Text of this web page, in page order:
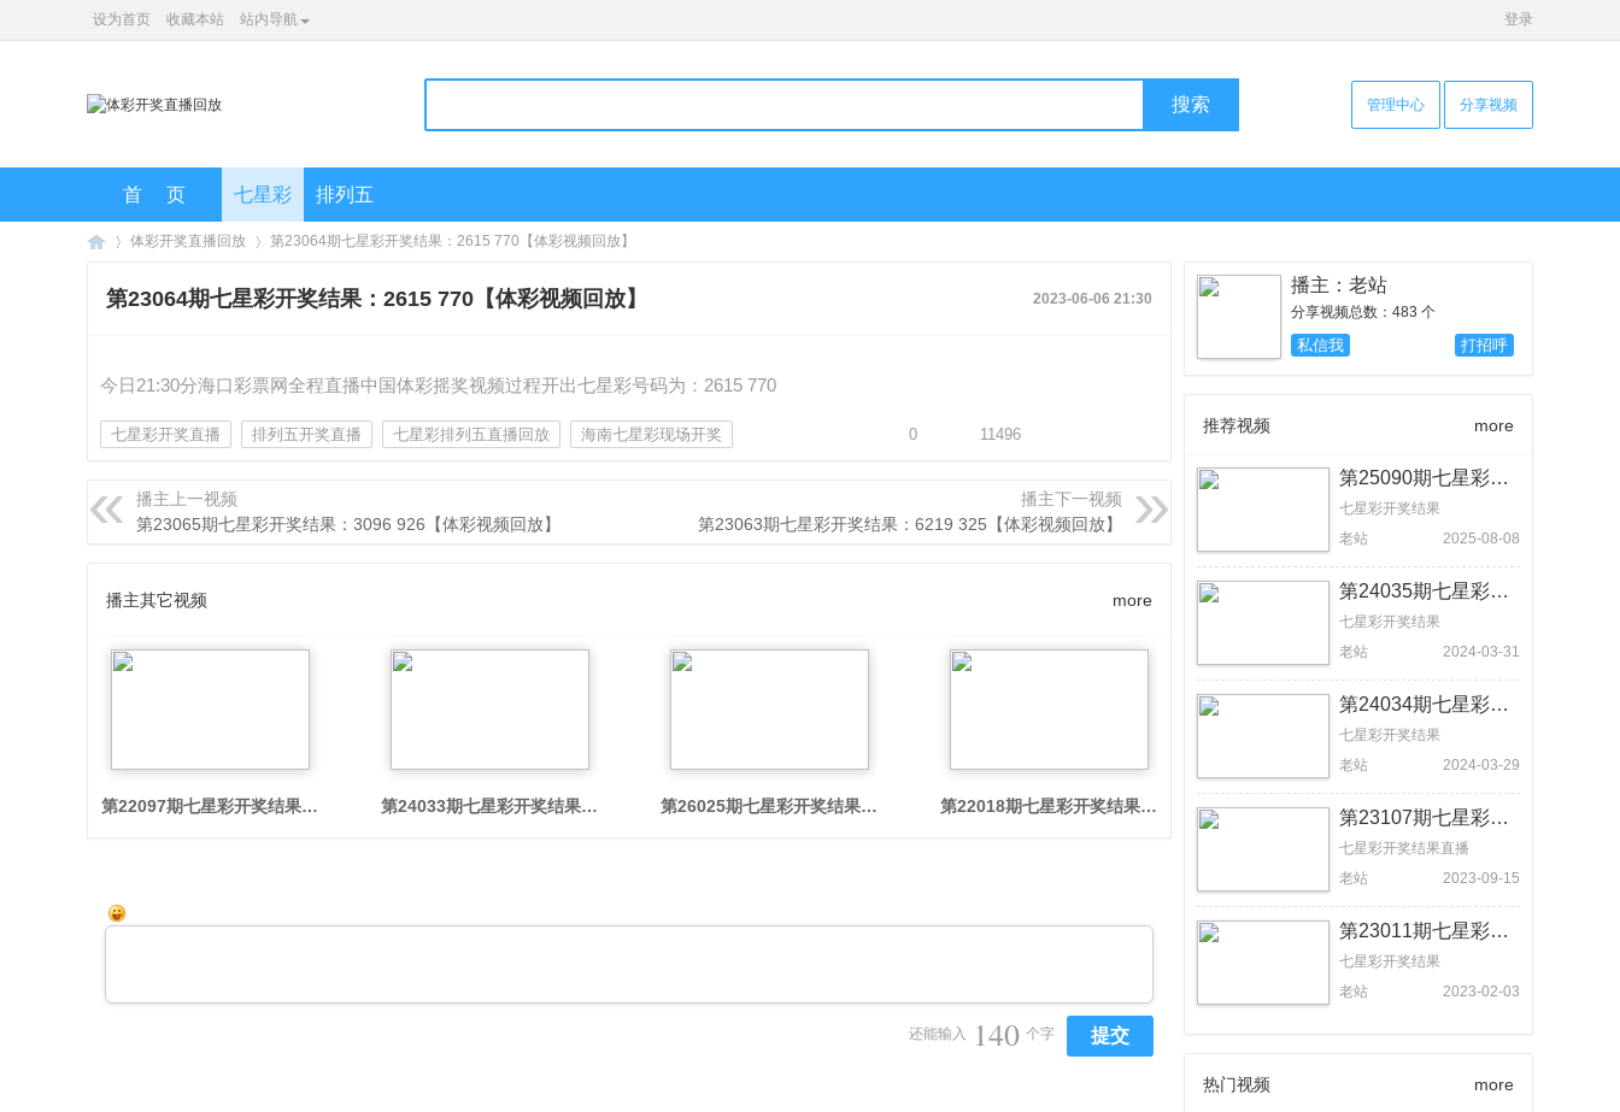
设为首页 收藏本站 站内导航 登录
搜索 管理中心 分享视频
首页 七星彩 排列五
体彩开奖直播回放 第23064期七星彩开奖结果：2615 770【体彩视频回放】
第23064期七星彩开奖结果：2615 770【体彩视频回放】 2023-06-06 21:30
今日21:30分海口彩票网全程直播中国体彩摇奖视频过程开出七星彩号码为：2615 770
七星彩开奖直播 排列五开奖直播 七星彩排列五直播回放 海南七星彩现场开奖 0 11496
播主上一视频
第23065期七星彩开奖结果：3096 926【体彩视频回放】
播主下一视频
第23063期七星彩开奖结果：6219 325【体彩视频回放】
播主其它视频 more
第22097期七星彩开奖结果：5105 62-11【体彩视频回放】第24033期七星彩开奖结果：8340 21+12【体彩视频回放】第26025期七星彩开奖结果：8405 53-13【体彩视频回放】第22018期七星彩开奖结果:7494 730【体彩视频回放】
还能输入 140 个字 提交
播主：老站
分享视频总数：483 个
私信我 打招呼
推荐视频 more
第25090期七星彩开奖结果：9518 086【体彩视频回放】
七星彩开奖结果
老站
2025-08-08
第24035期七星彩开奖结果：5079 797【体彩视频回放】
七星彩开奖结果
老站
2024-03-31
第24034期七星彩开奖结果：9173 353【体彩视频回放】
七星彩开奖结果
老站
2024-03-29
第23107期七星彩开奖结果：0205 645【体彩视频回放】
七星彩开奖结果直播
老站
2023-09-15
第23011期七星彩开奖结果：7689 591【体彩视频回放】
七星彩开奖结果
老站
2023-02-03
热门视频 more